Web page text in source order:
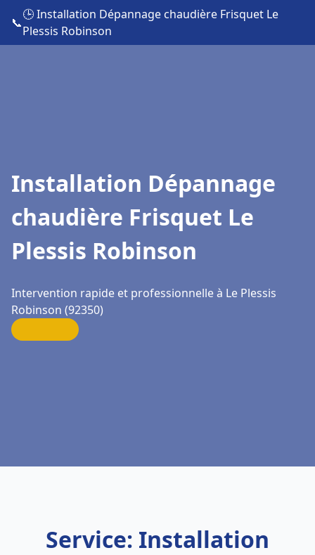
📞
🕒 Installation Dépannage chaudière Frisquet Le
Plessis Robinson
Installation Dépannage
chaudière Frisquet Le
Plessis Robinson
Intervention rapide et professionnelle à Le Plessis
Robinson (92350)
Service: Installation